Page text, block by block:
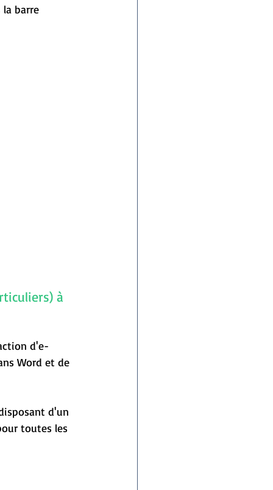
la barre
à
d'e-
Word et de
d'un
toutes les